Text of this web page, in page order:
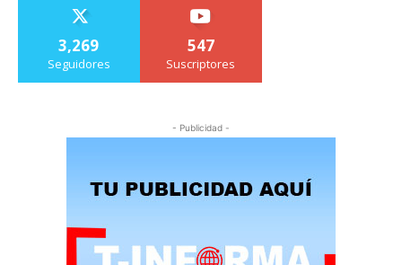
3,269
Seguidores
547
Suscriptores
- Publicidad -